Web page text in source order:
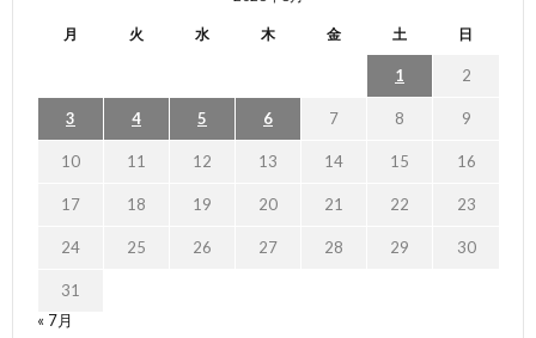
月 火 水 木 金 土 日
1 2
3 4 5 6 7 8 9
10 11 12 13 14 15 16
17 18 19 20 21 22 23
24 25 26 27 28 29 30
31
« 7月